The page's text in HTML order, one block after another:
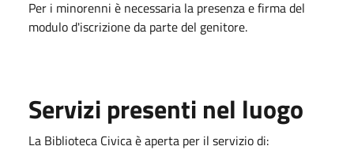
Per i minorenni è necessaria la presenza e firma del
modulo d'iscrizione da parte del genitore.
Servizi presenti nel luogo
La Biblioteca Civica è aperta per il servizio di: